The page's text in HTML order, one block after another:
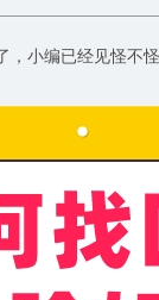
，小编已经见怪不